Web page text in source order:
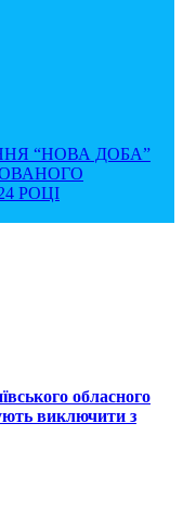
“НОВА ДОБА”
РОЦІ
обласного
виключити з